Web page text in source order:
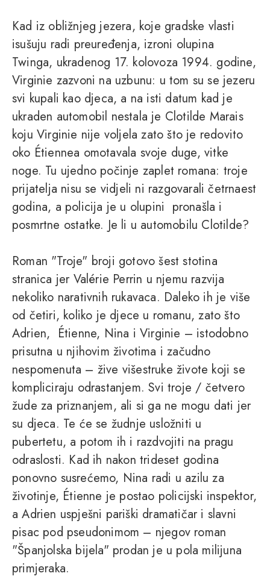
Kad iz obližnjeg jezera, koje gradske vlasti
isušuju radi preuređenja, izroni olupina
Twinga, ukradenog 17. kolovoza 1994. godine,
Virginie zazvoni na uzbunu: u tom su se jezeru
svi kupali kao djeca, a na isti datum kad je
ukraden automobil nestala je Clotilde Marais
koju Virginie nije voljela zato što je redovito
oko Étiennea omotavala svoje duge, vitke
noge. Tu ujedno počinje zaplet romana: troje
prijatelja nisu se vidjeli ni razgovarali četrnaest
godina, a policija je u olupini pronašla i
posmrtne ostatke. Je li u automobilu Clotilde?
Roman "Troje" broji gotovo šest stotina
stranica jer Valérie Perrin u njemu razvija
nekoliko narativnih rukavaca. Daleko ih je više
od četiri, koliko je djece u romanu, zato što
Adrien, Étienne, Nina i Virginie – istodobno
prisutna u njihovim životima i začudno
nespomenuta – žive višestruke živote koji se
kompliciraju odrastanjem. Svi troje / četvero
žude za priznanjem, ali si ga ne mogu dati jer
su djeca. Te će se žudnje usložniti u
pubertetu, a potom ih i razdvojiti na pragu
odraslosti. Kad ih nakon trideset godina
ponovno susrećemo, Nina radi u azilu za
životinje, Étienne je postao policijski inspektor,
a Adrien uspješni pariški dramatičar i slavni
pisac pod pseudonimom – njegov roman
"Španjolska bijela" prodan je u pola milijuna
primjeraka.